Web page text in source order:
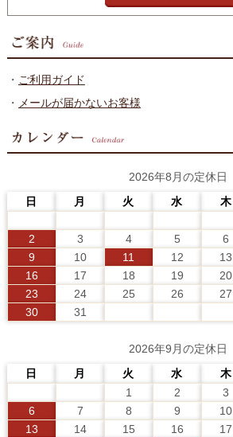
・ ご利用ガイド
・ メールが届かないお客様
2026年8月の定休日
日
月 火 水 木
2
3 4 5 6
9
10 11 12 13
16
17 18 19 20
23
24 25 26 27
30
31
2026年9月の定休日
日
月 火 水 木
1
2 3
6
7 8 9 10
13
14 15 16 17